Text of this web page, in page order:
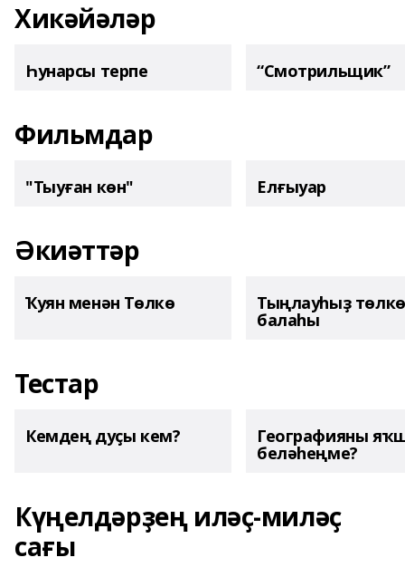
Хикәйәләр
Һунарсы терпе “Смотрильщик”
Фильмдар
"Тыуған көн" Елғыуар
Әкиәттәр
Ҡуян менән Төлкө Тыңлауһыҙ төлкө
балаһы
Тестар
Кемдең дуҫы кем? Географияны
беләһеңме?
Күңелдәрҙең иләҫ-миләҫ
сағы